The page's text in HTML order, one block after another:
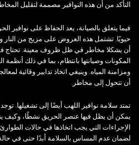
التأكد من أن هذه النوافير مصممة لتقليل
فيما يتعلق بالصيانة، يعد الحفاظ على نوافير
حيويًا. تشتمل هذه العروض على مزيج من النار
أن يشكلا مخاطر في ظل ظروف معينة. تحتاج
المكونات وصيانتها بانتظام، بما في ذلك أنظمة
ومزامنة المياه. وينبغي اتخاذ تدابير وقائية
أن تتحول إلى مخاطر.
تمتد سلامة نوافير اللهب أيضًا إلى تشغيلها.
يمكن أن يظل فيها عنصر الحريق نشطًا، وكيف
الإجراءات التي يجب اتخاذها في حالات
لضمان عدم المساس بالسلامة أبدًا حتى في